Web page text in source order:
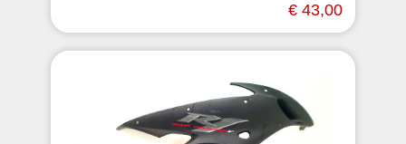
€ 43,00